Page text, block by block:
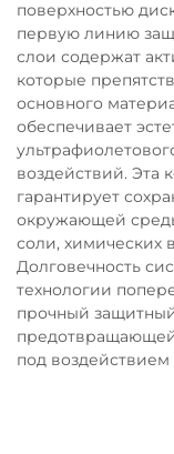
поверхностью
первую линию
слои содержат
которые
основного
обеспечивает
воздействий. Эта
гарантирует
окружающей
соли, химических
Долговечность
технологии
прочный
под воздействием